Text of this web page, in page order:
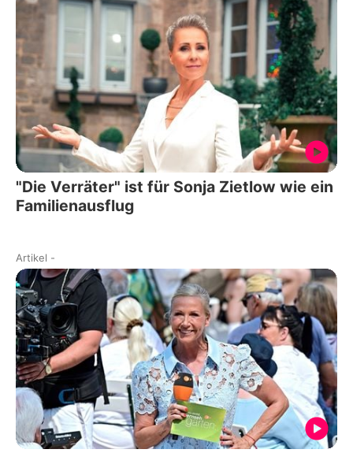
"Die Verräter" ist für Sonja Zietlow wie ein
Familienausflug
Artikel -